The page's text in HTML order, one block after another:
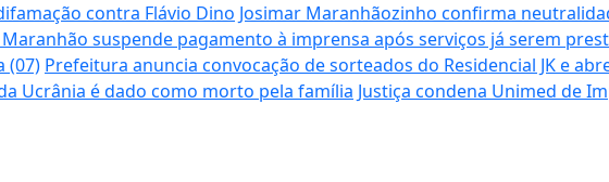
contra Flávio Dino Josimar Maranhãozinho confirma
suspende pagamento à imprensa após serviços já serem
(07) Prefeitura anuncia convocação de sorteados do Residencial JK e
Ucrânia é dado como morto pela família Justiça condena Unimed de